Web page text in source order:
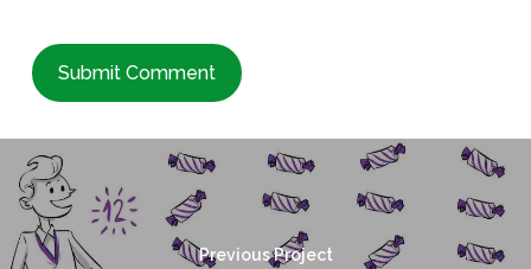
Previous Project